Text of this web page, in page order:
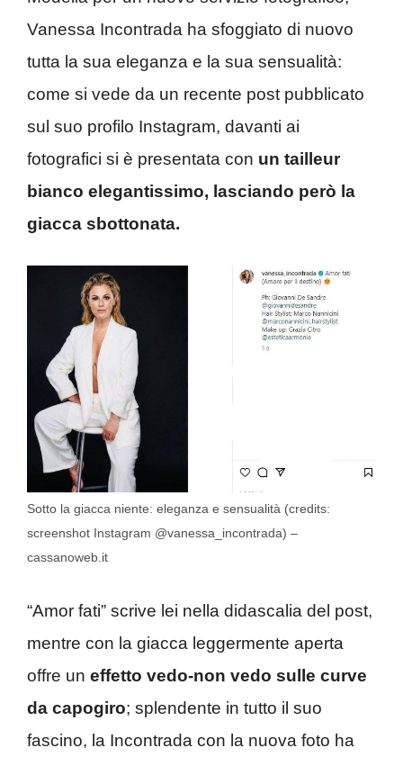
Vanessa Incontrada ha sfoggiato di nuovo
tutta la sua eleganza e la sua sensualità:
come si vede da un recente post pubblicato
sul suo profilo Instagram, davanti ai
fotografici si è presentata con un tailleur
bianco elegantissimo, lasciando però la
giacca sbottonata.
Sotto la giacca niente: eleganza e sensualità (credits:
screenshot Instagram @vanessa_incontrada) –
cassanoweb.it
“Amor fati” scrive lei nella didascalia del post,
mentre con la giacca leggermente aperta
offre un effetto vedo-non vedo sulle curve
da capogiro; splendente in tutto il suo
fascino, la Incontrada con la nuova foto ha